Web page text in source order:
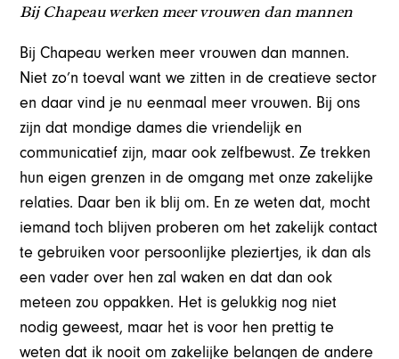
Bij Chapeau werken meer vrouwen dan mannen
Bij Chapeau werken meer vrouwen dan mannen.
Niet zo’n toeval want we zitten in de creatieve sector
en daar vind je nu eenmaal meer vrouwen. Bij ons
zijn dat mondige dames die vriendelijk en
communicatief zijn, maar ook zelfbewust. Ze trekken
hun eigen grenzen in de omgang met onze zakelijke
relaties. Daar ben ik blij om. En ze weten dat, mocht
iemand toch blijven proberen om het zakelijk contact
te gebruiken voor persoonlijke pleziertjes, ik dan als
een vader over hen zal waken en dat dan ook
meteen zou oppakken. Het is gelukkig nog niet
nodig geweest, maar het is voor hen prettig te
weten dat ik nooit om zakelijke belangen de andere